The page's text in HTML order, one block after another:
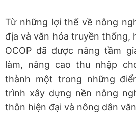
Từ những lợi thế về nông
địa và văn hóa truyền thống,
OCOP đã được nâng tầm
làm, nâng cao thu nhập
thành một trong những
trình xây dựng nền nông
thôn hiện đại và nông dân